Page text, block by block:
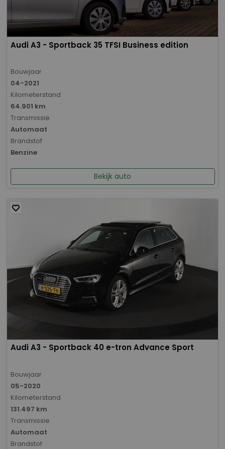
Audi A3 - Sportback 35 TFSI Business edition
Bouwjaar
04-2021
Kilometerstand
64.901 km
Transmissie
Automaat
Brandstof
Benzine
Bekijk auto
Audi A3 - Sportback 40 e-tron Advance Sport
Bouwjaar
05-2020
Kilometerstand
131.497 km
Transmissie
Automaat
Brandstof